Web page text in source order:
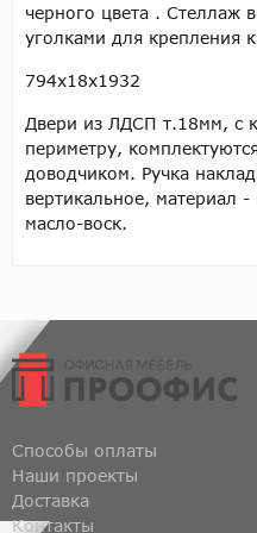
черного цвета . Стеллаж
уголками для крепления к
794х18х1932
Двери из ЛДСП т.18мм, с
периметру,
доводчиком. Ручка
вертикальное, материал
масло-воск.
Способы оплаты
Наши проекты
Доставка
Контакты